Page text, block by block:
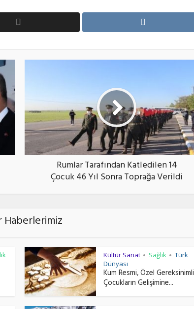
Rumlar Tarafından Katledilen 14
Çocuk 46 Yıl Sonra Toprağa Verildi
Haberlerimiz
Kültür Sanat • Sağlık • Türk
Dünyası
Kum Resmi, Özel Gereksinimli
Çocukların Gelişimine...